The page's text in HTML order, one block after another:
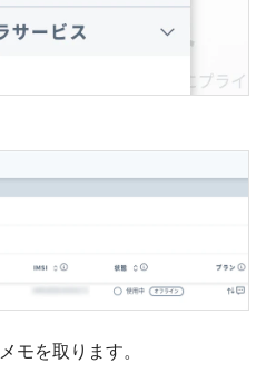
モを取ります。